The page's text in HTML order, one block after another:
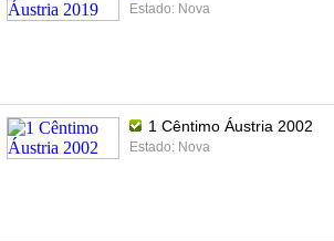
Estado: Nova
1 Cêntimo Áustria 2002
Estado: Nova